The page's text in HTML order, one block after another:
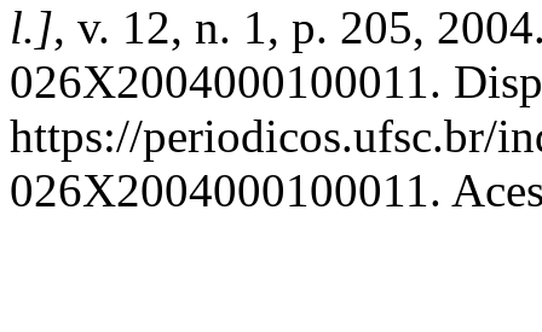
l.], v. 12, n. 1, p. 205,
026X2004000100011.
https://periodicos.ufsc.br/
026X2004000100011.